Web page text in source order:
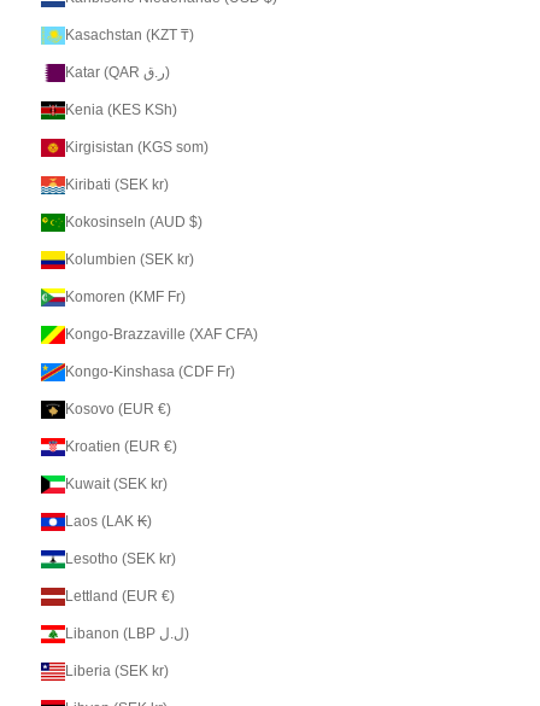
Kasachstan (KZT ₸)
Katar (QAR ر.ق)
Kenia (KES KSh)
Kirgisistan (KGS som)
Kiribati (SEK kr)
Kokosinseln (AUD $)
Kolumbien (SEK kr)
Komoren (KMF Fr)
Kongo-Brazzaville (XAF CFA)
Kongo-Kinshasa (CDF Fr)
Kosovo (EUR €)
Kroatien (EUR €)
Kuwait (SEK kr)
Laos (LAK ₭)
Lesotho (SEK kr)
Lettland (EUR €)
Libanon (LBP ل.ل)
Liberia (SEK kr)